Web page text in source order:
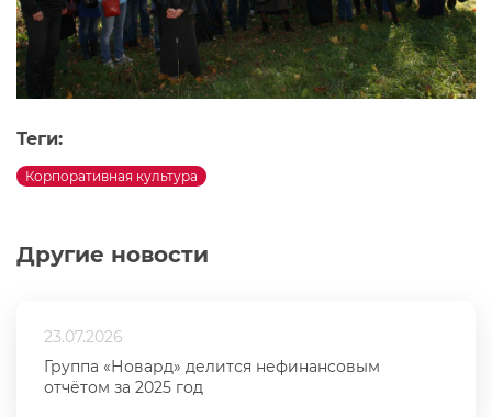
Другие новости
23.07.2026
Группа «Новард» делится нефинансовым
отчётом за 2025 год
Теги:
Корпоративная культура